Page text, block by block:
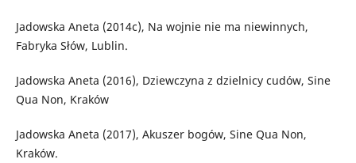
Jadowska Aneta (2014c), Na wojnie nie ma niewinnych,
Fabryka Słów, Lublin.
Jadowska Aneta (2016), Dziewczyna z dzielnicy cudów, Sine
Qua Non, Kraków
Jadowska Aneta (2017), Akuszer bogów, Sine Qua Non,
Kraków.